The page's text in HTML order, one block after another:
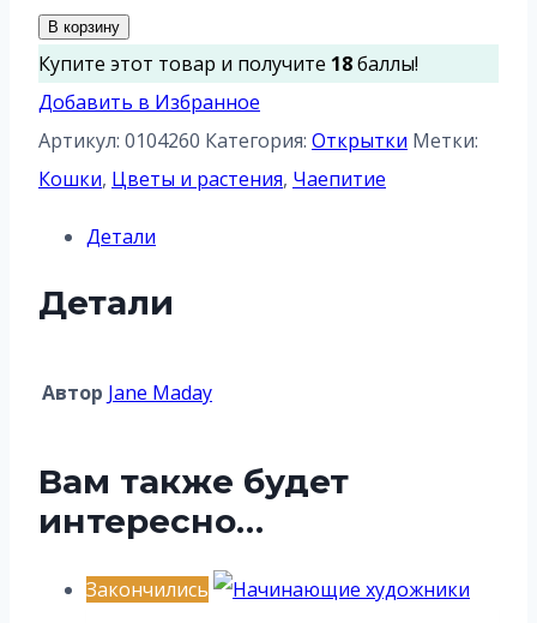
Количество
товара
Поварята
В корзину
Купите этот товар и получите 18баллы!
Добавить в Избранное
Артикул: 0104260 Категория: Открытки Метки:
Кошки, Цветы и растения, Чаепитие
Детали
Детали
Aвтор Jane Maday
Вам также будет
интересно…
Закончились